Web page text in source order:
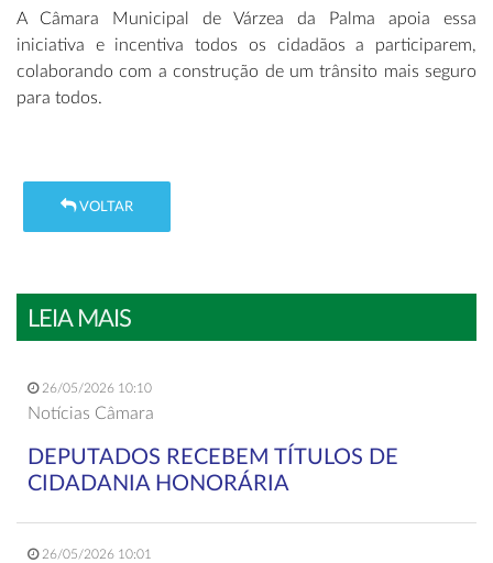
A Câmara Municipal de Várzea da Palma apoia essa
iniciativa e incentiva todos os cidadãos a participarem,
colaborando com a construção de um trânsito mais seguro
para todos.
VOLTAR
LEIA MAIS
26/05/2026 10:10
Notícias Câmara
DEPUTADOS RECEBEM TÍTULOS DE
CIDADANIA HONORÁRIA
26/05/2026 10:01